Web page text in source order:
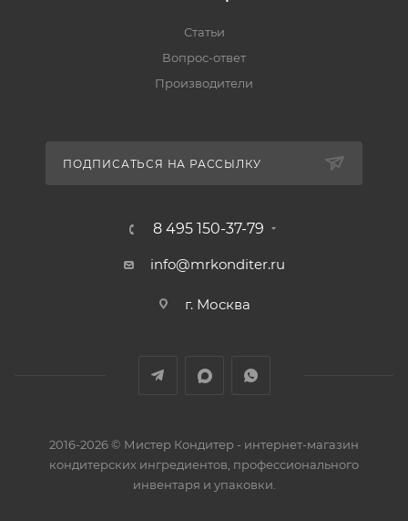
Статьи
Вопрос-ответ
Производители
ПОДПИСАТЬСЯ НА РАССЫЛКУ
8 495 150-37-79
info@mrkonditer.ru
г. Москва
2016-2026 © Мистер Кондитер - интернет-магазин
кондитерских ингредиентов, профессионального
инвентаря и упаковки.